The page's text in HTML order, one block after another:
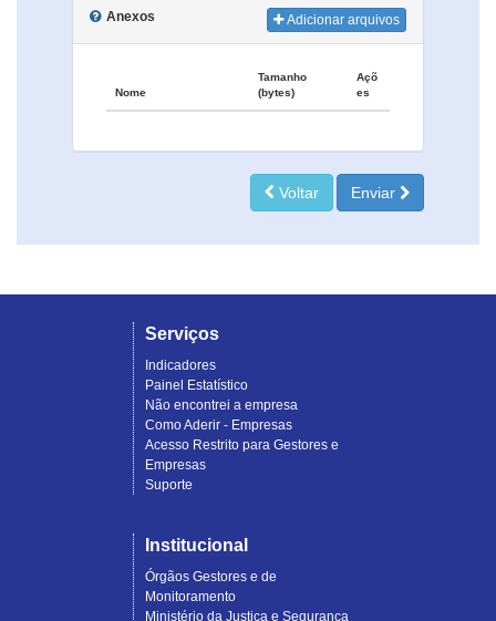
Anexos Adicionar arquivos
Nome
Tamanho
(bytes)
Açõ
es
Voltar Enviar
Serviços
Indicadores
Painel Estatístico
Não encontrei a empresa
Como Aderir - Empresas
Acesso Restrito para Gestores e
Empresas
Suporte
Institucional
Órgãos Gestores e de
Monitoramento
Ministério da Justiça e Segurança